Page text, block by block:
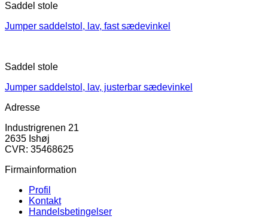
Saddel stole
Jumper saddelstol, lav, fast sædevinkel
Saddel stole
Jumper saddelstol, lav, justerbar sædevinkel
Adresse
Industrigrenen 21
2635 Ishøj
CVR: 35468625
Firmainformation
Profil
Kontakt
Handelsbetingelser